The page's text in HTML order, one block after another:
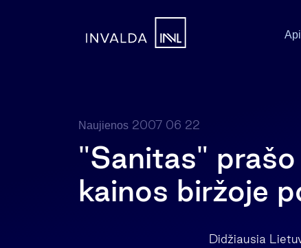
Naujienos 2007 06 22
"Sanitas"
kainos biržoje
Didžiausia